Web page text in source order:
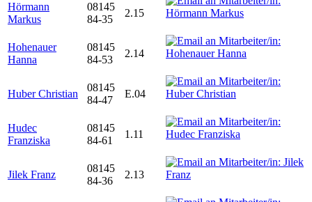
Hörmann
Markus
08145
84-35
2.15
Hohenauer
Hanna
08145
84-53
2.14
Huber Christian
08145
84-47
E.04
Hudec
Franziska
08145
84-61
1.11
Jilek Franz
08145
84-36
2.13